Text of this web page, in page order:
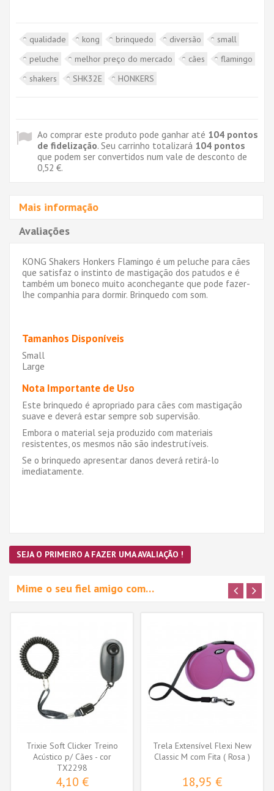
qualidade kong brinquedo diversão
small
peluche
melhor preço do mercado cães
flamingo
shakers
SHK32E HONKERS
Ao comprar este produto pode ganhar até 104 pontos
de fidelização. Seu carrinho totalizará 104 pontos
que podem ser convertidos num vale de desconto de
0,52 €.
Mais informação
Avaliações
KONG Shakers Honkers Flamingo é um peluche para cães
que satisfaz o instinto de mastigação dos patudos e é
também um boneco muito aconchegante que pode fazer-
lhe companhia para dormir. Brinquedo com som.
Tamanhos Disponíveis
Small
Large
Nota Importante de Uso
Este brinquedo é apropriado para cães com mastigação
suave e deverá estar sempre sob supervisão.
Embora o material seja produzido com materiais
resistentes, os mesmos não são indestrutíveis.
Se o brinquedo apresentar danos deverá retirá-lo
imediatamente.
SEJA O PRIMEIRO A FAZER UMA AVALIAÇÃO !
Mime o seu fiel amigo com…
Trixie Soft Clicker Treino
Acústico p/ Cães - cor
sortida...
TX2298
4,10 €
Trela Extensível Flexi New
Classic M com Fita ( Rosa )
18,95 €